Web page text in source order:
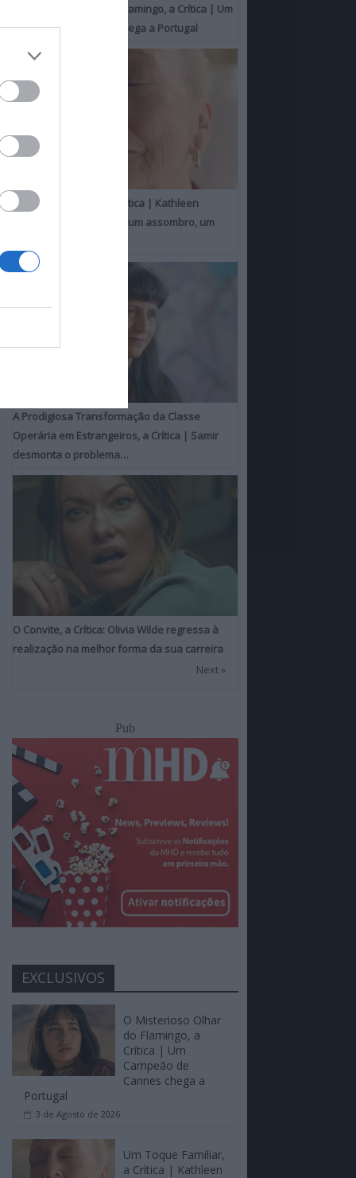
O Misterioso Olhar do Flamingo, a Crítica | Um
Campeão de Cannes chega a Portugal
Um Toque Familiar, a Crítica | Kathleen
Chalfant é um espanto, um assombro, um
A Prodigiosa Transformação da Classe
Operária em Estrangeiros, a Crítica | Samir
desmonta o problema…
O Convite, a Crítica: Olivia Wilde regressa à
realização na melhor forma da sua carreira
Next »
Pub
EXCLUSIVOS
O Misterioso Olhar
do Flamingo, a
Crítica | Um
Campeão de
Cannes chega a
Portugal
3 de Agosto de 2026
Um Toque Familiar,
a Crítica | Kathleen